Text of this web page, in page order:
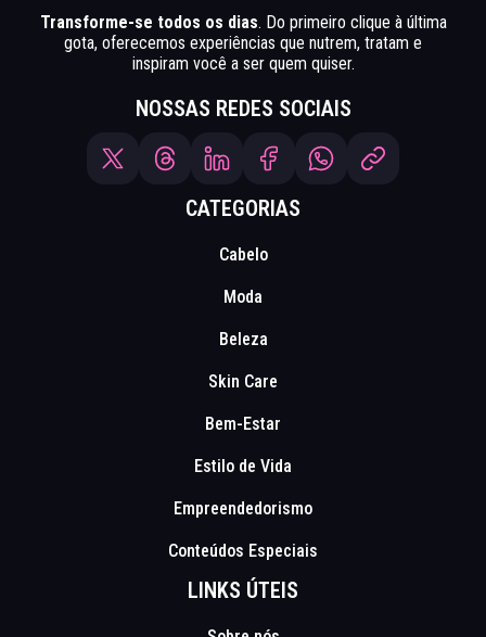
Transforme-se todos os dias. Do primeiro clique à última
gota, oferecemos experiências que nutrem, tratam e
inspiram você a ser quem quiser.
NOSSAS REDES SOCIAIS
CATEGORIAS
Cabelo
Moda
Beleza
Skin Care
Bem-Estar
Estilo de Vida
Empreendedorismo
Conteúdos Especiais
LINKS ÚTEIS